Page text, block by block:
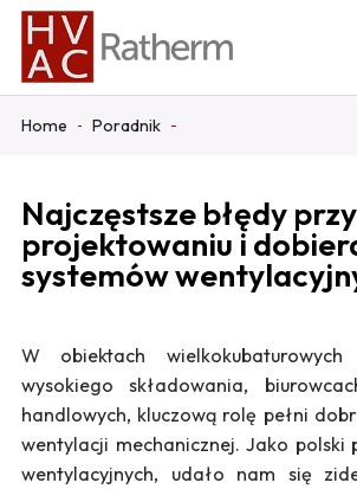
Home Poradnik
Najczęstsze błędy przy
projektowaniu i
systemów
W obiektach
wysokiego składowania,
handlowych, kluczową rolę pełni
wentylacji mechanicznej. Jako polski
wentylacyjnych, udało nam się